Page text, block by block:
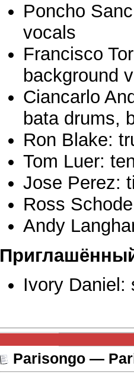
Poncho
vocals
Francisco
background
Ciancarlo
bata drums,
Ron Blake:
Tom Luer:
Jose Perez:
Ross
Andy
Ivory Daniel:
Parisongo —